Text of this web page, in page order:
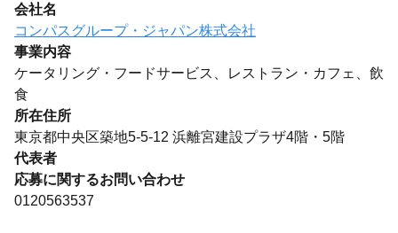
会社名
コンパスグループ・ジャパン株式会社
事業内容
ケータリング・フードサービス、レストラン・カフェ、飲
食
所在住所
東京都中央区築地5-5-12 浜離宮建設プラザ4階・5階
代表者
応募に関するお問い合わせ
0120563537